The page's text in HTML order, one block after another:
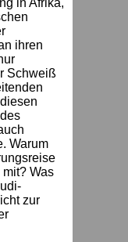
ihren
Schweiß
Warum
Was
zur